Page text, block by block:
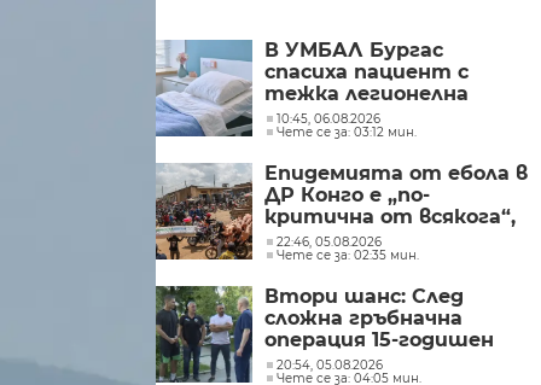
В УМБАЛ Бургас
спасиха пациент с
тежка легионелна
инфекция
10:45, 06.08.2026
Чете се за: 03:12 мин.
Епидемията от ебола в
ДР Конго е „по-
критична от всякога“,
съобщиха от „Лекари
без граници“
22:46, 05.08.2026
Чете се за: 02:35 мин.
Втори шанс: След
сложна гръбначна
операция 15-годишен
състезател по борба
20:54, 05.08.2026
Чете се за: 04:05 мин.